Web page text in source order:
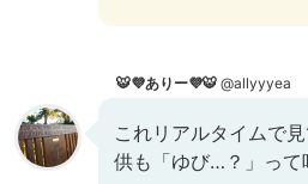
🐯💜ありー💜🐯 @allyyyea
これリアルタイムで
供も「ゆび…？」って